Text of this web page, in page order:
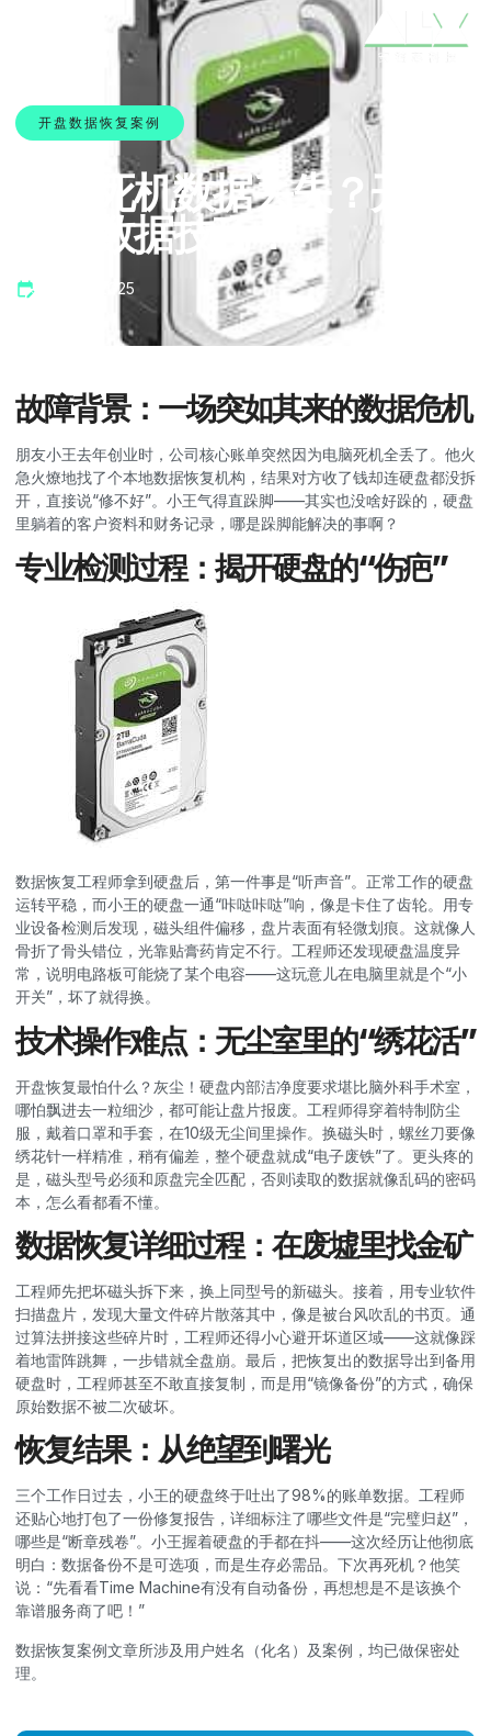
开盘数据恢复案例
电脑死机数据丢失？开盘
恢复数据技巧！
10 7 月, 2025
故障背景：一场突如其来的数据危机
朋友小王去年创业时，公司核心账单突然因为电脑死机全丢了。他火
急火燎地找了个本地数据恢复机构，结果对方收了钱却连硬盘都没拆
开，直接说“修不好”。小王气得直跺脚——其实也没啥好跺的，硬盘
里躺着的客户资料和财务记录，哪是跺脚能解决的事啊？
专业检测过程：揭开硬盘的“伤疤”
数据恢复工程师拿到硬盘后，第一件事是“听声音”。正常工作的硬盘
运转平稳，而小王的硬盘一通“咔哒咔哒”响，像是卡住了齿轮。用专
业设备检测后发现，磁头组件偏移，盘片表面有轻微划痕。这就像人
骨折了骨头错位，光靠贴膏药肯定不行。工程师还发现硬盘温度异
常，说明电路板可能烧了某个电容——这玩意儿在电脑里就是个“小
开关”，坏了就得换。
技术操作难点：无尘室里的“绣花活”
开盘恢复最怕什么？灰尘！硬盘内部洁净度要求堪比脑外科手术室，
哪怕飘进去一粒细沙，都可能让盘片报废。工程师得穿着特制防尘
服，戴着口罩和手套，在10级无尘间里操作。换磁头时，螺丝刀要像
绣花针一样精准，稍有偏差，整个硬盘就成“电子废铁”了。更头疼的
是，磁头型号必须和原盘完全匹配，否则读取的数据就像乱码的密码
本，怎么看都看不懂。
数据恢复详细过程：在废墟里找金矿
工程师先把坏磁头拆下来，换上同型号的新磁头。接着，用专业软件
扫描盘片，发现大量文件碎片散落其中，像是被台风吹乱的书页。通
过算法拼接这些碎片时，工程师还得小心避开坏道区域——这就像踩
着地雷阵跳舞，一步错就全盘崩。最后，把恢复出的数据导出到备用
硬盘时，工程师甚至不敢直接复制，而是用“镜像备份”的方式，确保
原始数据不被二次破坏。
恢复结果：从绝望到曙光
三个工作日过去，小王的硬盘终于吐出了98%的账单数据。工程师
还贴心地打包了一份修复报告，详细标注了哪些文件是“完璧归赵”，
哪些是“断章残卷”。小王握着硬盘的手都在抖——这次经历让他彻底
明白：数据备份不是可选项，而是生存必需品。下次再死机？他笑
说：“先看看Time Machine有没有自动备份，再想想是不是该换个
靠谱服务商了吧！”
数据恢复案例文章所涉及用户姓名（化名）及案例，均已做保密处
理。